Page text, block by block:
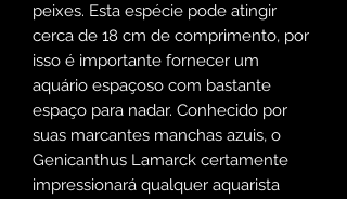
peixes. Esta espécie pode atingir
cerca de 18 cm de comprimento, por
isso é importante fornecer um
aquário espaçoso com bastante
espaço para nadar. Conhecido por
suas marcantes manchas azuis, o
Genicanthus Lamarck certamente
impressionará qualquer aquarista